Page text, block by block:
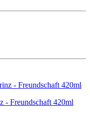
- Freundschaft 420ml